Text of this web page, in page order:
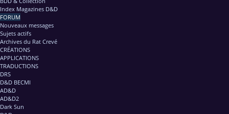
Index Magazines D&D
FORUM
Nouveaux messages
Sujets actifs
Archives du Rat Crevé
CRÉATIONS
APPLICATIONS
TRADUCTIONS
DRS
D&D BECMI
AD&D
AD&D2
Dark Sun